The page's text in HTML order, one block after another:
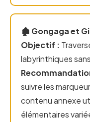
🏚️ Gongaga et Gi
Objectif :
labyrinthiques
suivre les
contenu annexe
élémentaires